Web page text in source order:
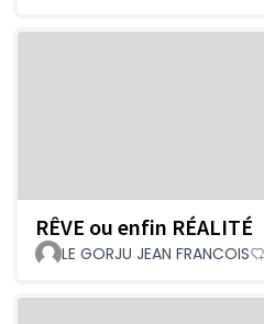
RÊVE ou enfin RÉALITÉ
LE GORJU JEAN FRANCOIS